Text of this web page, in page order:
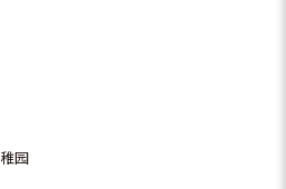
园